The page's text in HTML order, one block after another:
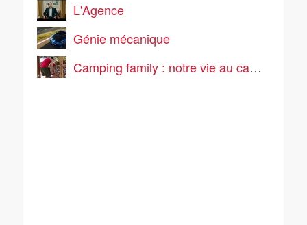
L'Agence
Génie mécanique
Camping family : notre vie au camping